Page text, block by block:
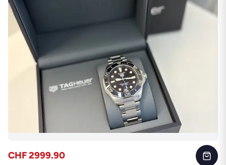
CHF 2999.90